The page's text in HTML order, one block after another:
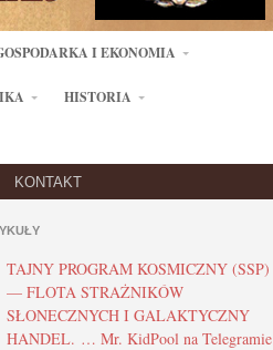
I EKONOMIA
HISTORIA
KONTAKT
TAJNY PROGRAM KOSMICZNY (SSP)
— FLOTA STRAŻNIKÓW
SŁONECZNYCH I GALAKTYCZNY
HANDEL. … Mr. KidPool na Telegramie